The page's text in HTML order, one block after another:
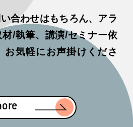
合わせはもちろん、アラ
/執筆、講演/セミナー依
お気軽にお声掛けくださ